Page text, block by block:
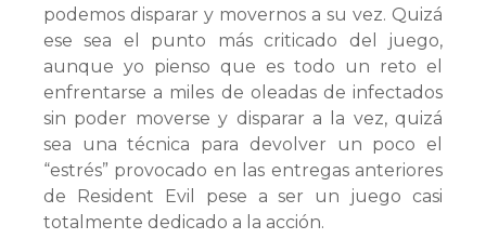
podemos disparar y movernos a su vez. Quizá
ese sea el punto más criticado del juego,
aunque yo pienso que es todo un reto el
enfrentarse a miles de oleadas de infectados
sin poder moverse y disparar a la vez, quizá
sea una técnica para devolver un poco el
“estrés” provocado en las entregas anteriores
de Resident Evil pese a ser un juego casi
totalmente dedicado a la acción.